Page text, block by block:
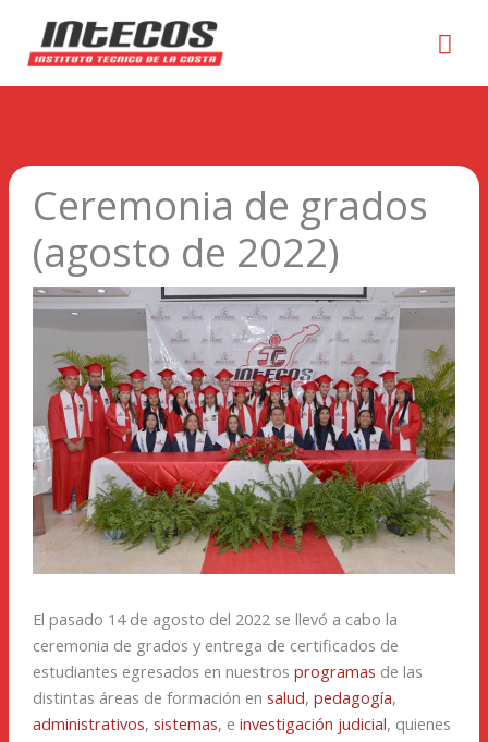
Ceremonia de grados
(agosto de 2022)
El pasado 14 de agosto del 2022 se llevó a cabo la
ceremonia de grados y entrega de certificados de
estudiantes egresados en nuestros programas de las
distintas áreas de formación en salud, pedagogía,
administrativos, sistemas, e investigación judicial, quienes